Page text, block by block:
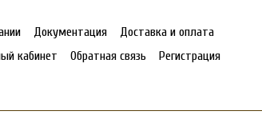
Документация
Доставка и оплата
кабинет Обратная связь
Регистрация